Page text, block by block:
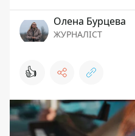
Олена Бурцева
ЖУРНАЛІСТ
👍